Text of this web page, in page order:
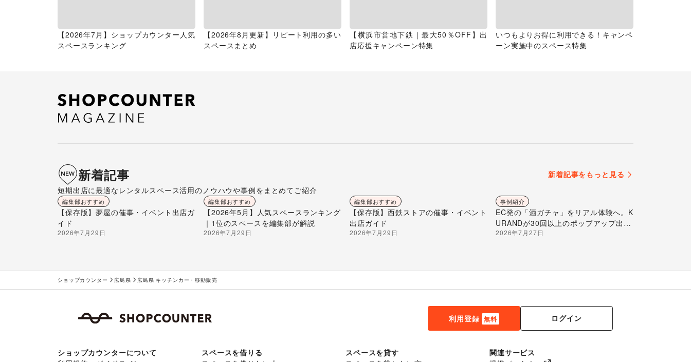
【2026年7月】ショップカウンター人気
スペースランキング
【2026年8月更新】リピート利用の多い
スペースまとめ
【横浜市営地下鉄｜最大50％OFF】出
店応援キャンペーン特集
いつもよりお得に利用できる！キャンペ
ーン実施中のスペース特集
新着記事
新着記事をもっと見る
短期出店に最適なレンタルスペース活用のノウハウや事例をまとめてご紹介
編集部おすすめ
【保存版】夢屋の催事・イベント出店ガ
イド
2026年7月29日
編集部おすすめ
【2026年5月】人気スペースランキング
｜1位のスペースを編集部が解説
2026年7月29日
編集部おすすめ
【保存版】西鉄ストアの催事・イベント
出店ガイド
2026年7月29日
事例紹介
EC発の「酒ガチャ」をリアル体験へ。K
URANDが30回以上のポップアップ出店
で届ける“新しいお酒との出会い”
2026年7月27日
ショップカウンター 広島県 広島県 キッチンカー・移動販売
利用登録 無料 ログイン
ショップカウンターについて
スペースを借りる
スペースを貸す
関連サービス